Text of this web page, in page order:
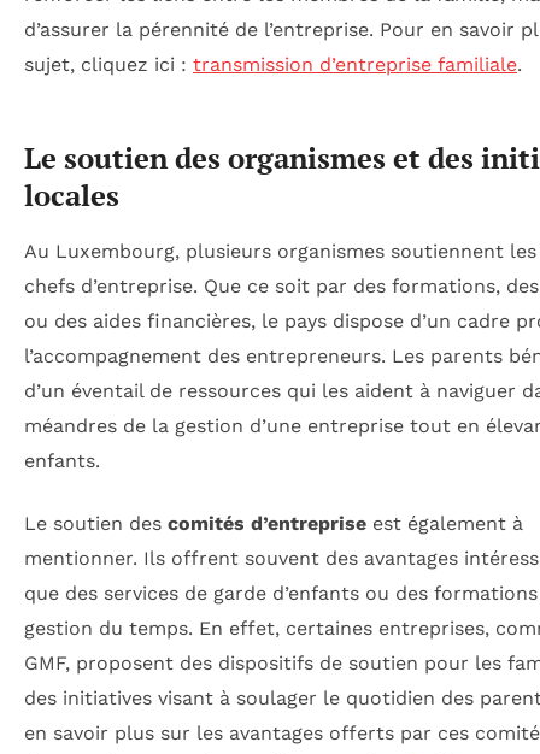
d’assurer la pérennité de l’entreprise. Pour en savoir
sujet, cliquez ici : transmission d’entreprise familiale.
Le soutien des organismes et des
locales
Au Luxembourg, plusieurs organismes soutiennent
chefs d’entreprise. Que ce soit par des formations,
ou des aides financières, le pays dispose d’un cadre
l’accompagnement des entrepreneurs. Les parents
d’un éventail de ressources qui les aident à naviguer
méandres de la gestion d’une entreprise tout en
enfants.
Le soutien des comités d’entreprise est également à
mentionner. Ils offrent souvent des avantages
que des services de garde d’enfants ou des
gestion du temps. En effet, certaines entreprises,
GMF, proposent des dispositifs de soutien pour les
des initiatives visant à soulager le quotidien des
en savoir plus sur les avantages offerts par ces